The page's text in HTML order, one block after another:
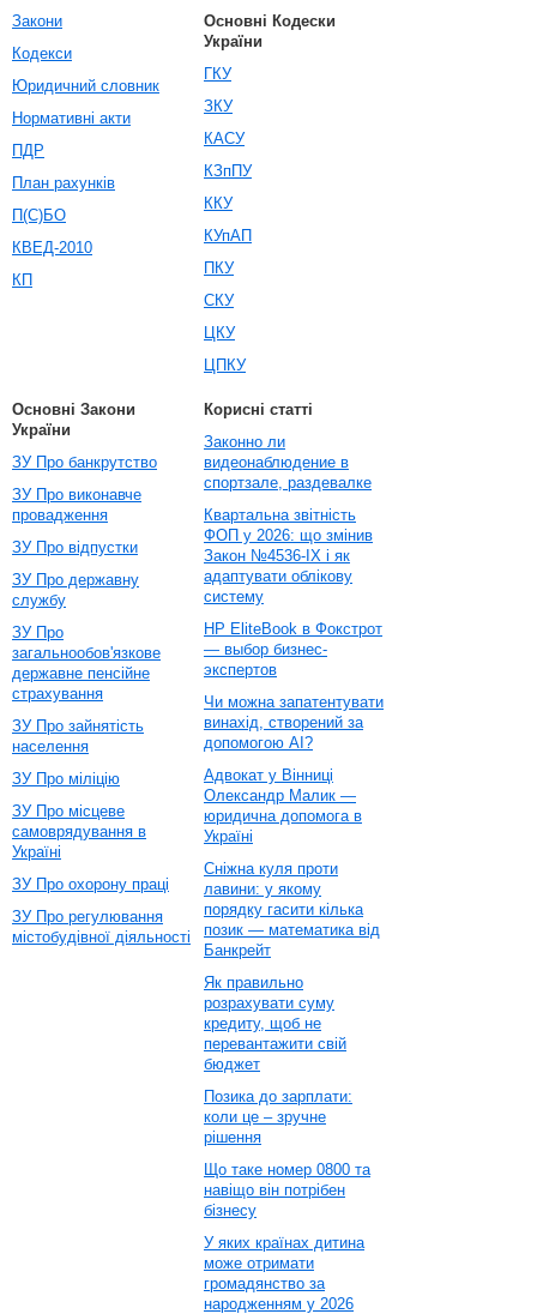
Закони
Кодекси
Юридичний словник
Нормативні акти
ПДР
План рахунків
П(С)БО
КВЕД-2010
КП
Основні Кодески
України
ГКУ
ЗКУ
КАСУ
КЗпПУ
ККУ
КУпАП
ПКУ
СКУ
ЦКУ
ЦПКУ
Основні Закони
України
ЗУ Про банкрутство
ЗУ Про виконавче
провадження
ЗУ Про відпустки
ЗУ Про державну
службу
ЗУ Про
загальнообов'язкове
державне пенсійне
страхування
ЗУ Про зайнятість
населення
ЗУ Про міліцію
ЗУ Про місцеве
самоврядування в
Україні
ЗУ Про охорону праці
ЗУ Про регулювання
містобудівної діяльності
Корисні статті
Законно ли
видеонаблюдение в
спортзале, раздевалке
Квартальна звітність
ФОП у 2026: що змінив
Закон №4536-IX і як
адаптувати облікову
систему
HP EliteBook в Фокстрот
— выбор бизнес-
экспертов
Чи можна запатентувати
винахід, створений за
допомогою AI?
Адвокат у Вінниці
Олександр Малик —
юридична допомога в
Україні
Сніжна куля проти
лавини: у якому
порядку гасити кілька
позик — математика від
Банкрейт
Як правильно
розрахувати суму
кредиту, щоб не
перевантажити свій
бюджет
Позика до зарплати:
коли це – зручне
рішення
Що таке номер 0800 та
навіщо він потрібен
бізнесу
У яких країнах дитина
може отримати
громадянство за
народженням у 2026